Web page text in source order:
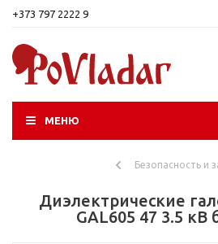
+373 797 2222 9
МЕНЮ
Безопасность и
Диэлектрические
GAL605 47 3.5